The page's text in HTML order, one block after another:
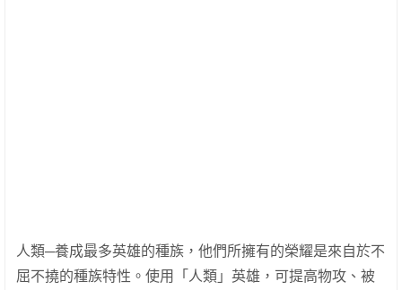
人類─養成最多英雄的種族，他們所擁有的榮耀是來自於不
屈不撓的種族特性。使用「人類」英雄，可提高物攻、被